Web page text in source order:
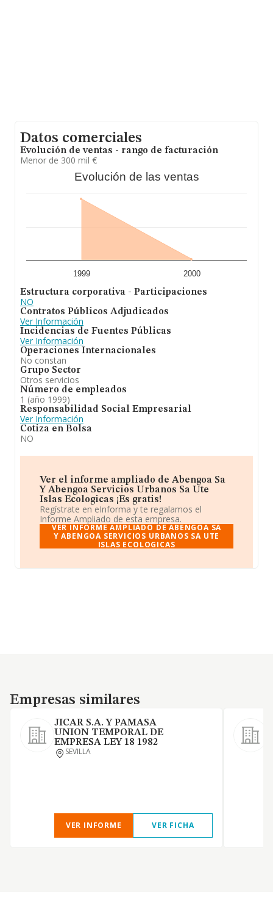
Datos comerciales
Evolución de ventas - rango de facturación
Menor de 300 mil €
Evolución de las ventas
1999 2000
Estructura corporativa - Participaciones
NO
Contratos Públicos Adjudicados
Ver Información
Incidencias de Fuentes Públicas
Ver Información
Operaciones Internacionales
No constan
Grupo Sector
Otros servicios
Número de empleados
1 (año 1999)
Responsabilidad Social Empresarial
Ver Información
Cotiza en Bolsa
NO
Ver el informe ampliado de Abengoa Sa
Y Abengoa Servicios Urbanos Sa Ute
Islas Ecologicas ¡Es gratis!
Regístrate en eInforma y te regalamos el
Informe Ampliado de esta empresa.
VER INFORME AMPLIADO DE ABENGOA SA
Y ABENGOA SERVICIOS URBANOS SA UTE
ISLAS ECOLOGICAS
Empresas similares
Empresas similares
JICAR S.A. Y PAMASA
UNION TEMPORAL DE
EMPRESA LEY 18 1982
SEVILLA
VER INFORME VER FICHA